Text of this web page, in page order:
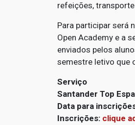
refeições,
Para participar será
Open Academy e a
enviados pelos
semestre letivo que
Serviço
Santander Top
Data para
Inscrições: clique